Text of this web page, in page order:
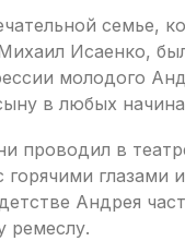
семье,
Исаенко,
молодого
в любых
проводил в
глазами
Андрея
ремеслу.